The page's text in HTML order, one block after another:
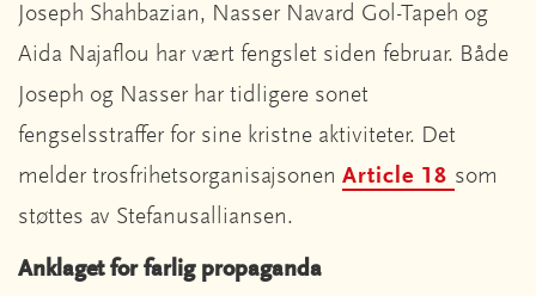
Joseph Shahbazian, Nasser Navard Gol-Tapeh og
Aida Najaflou har vært fengslet siden februar. Både
Joseph og Nasser har tidligere sonet
fengselsstraffer for sine kristne aktiviteter. Det
melder trosfrihetsorganisajsonen Article 18 som
støttes av Stefanusalliansen.
Anklaget for farlig propaganda